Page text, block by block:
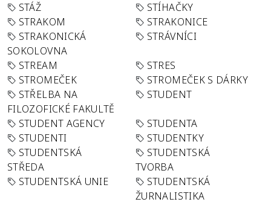
STÁŽ
STÍHAČKY
STRAKOM
STRAKONICE
STRAKONICKÁ
SOKOLOVNA
STRÁVNÍCI
STREAM
STRES
STROMEČEK
STROMEČEK S DÁRKY
STŘELBA NA
FILOZOFICKÉ FAKULTĚ
STUDENT
STUDENT AGENCY
STUDENTA
STUDENTI
STUDENTKY
STUDENTSKÁ
STŘEDA
STUDENTSKÁ
TVORBA
STUDENTSKÁ UNIE
STUDENTSKÁ
ŽURNALISTIKA